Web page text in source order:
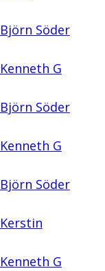
Björn Söder
Kenneth G
Björn Söder
Kenneth G
Björn Söder
Kerstin
Kenneth G